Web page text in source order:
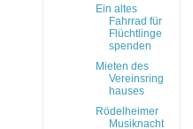
Ein altes
Fahrrad für
Flüchtlinge
spenden
Mieten des
Vereinsring
hauses
Rödelheimer
Musiknacht